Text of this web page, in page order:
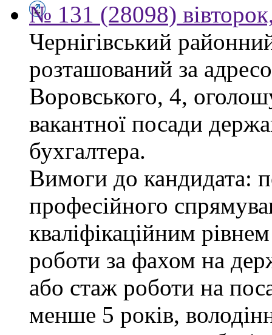
№ 131 (28098)
Чернігівський
розташований за
Воровського, 4,
вакантної посади
бухгалтера.
Вимоги до кандидата:
професійного
кваліфікаційним
роботи за фахом на
або стаж роботи на
менше 5 років,